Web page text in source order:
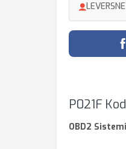
P021F
OBD2